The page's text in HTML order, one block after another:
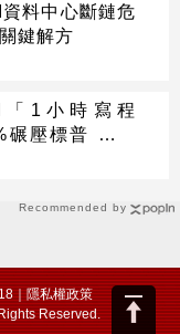
Recommended by
料中心斷鏈危
鍵解方
1小時寫程
壓標普 直接
｜隱私權政策
Reserved.